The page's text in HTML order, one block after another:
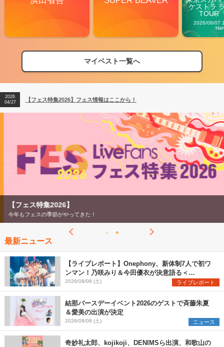
ケストラ
TOUR
2026/08/07
マイベスト一覧へ
【フェス特集2026】フェス情報はここから！
【ライブ動員ランキング】2026年上半期編発表！
2026
04/27
【フェス特集2026】フェス情報はここから！
2026
【ライブ動員ランキング】2026年上半期編発表！
【フェス特集2026】
今年もフェスの季節がやってきた！
最新ニュース
【ライブレポート】Onephony、新体制7人で初ワ
ンマン！乃咲みり＆今田優衣が決意語る＜
Onephony新体制1st Oneman Live はじまりの夏
＞
2026/08/08 (土) ライブレポート
結那バースデーイベント2026のゲストで斉藤朱夏
＆愛美の出演が決定
2026/08/08 (土) ニュース
奇妙礼太郎、kojikoji、DENIMSら出演、和歌山の